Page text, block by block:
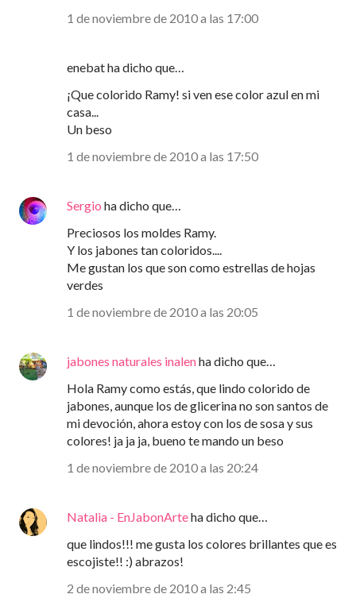
1 de noviembre de 2010 a las 17:00
enebat ha dicho que…
¡Que colorido Ramy! si ven ese color azul en mi
casa...
Un beso
1 de noviembre de 2010 a las 17:50
Sergio ha dicho que…
Preciosos los moldes Ramy.
Y los jabones tan coloridos....
Me gustan los que son como estrellas de hojas
verdes
1 de noviembre de 2010 a las 20:05
jabones naturales inalenha dicho que…
Hola Ramy como estás, que lindo colorido de
jabones, aunque los de glicerina no son santos de
mi devoción, ahora estoy con los de sosa y sus
colores! ja ja ja, bueno te mando un beso
1 de noviembre de 2010 a las 20:24
Natalia - EnJabonArteha dicho que…
que lindos!!! me gusta los colores brillantes que es
escojiste!! :) abrazos!
2 de noviembre de 2010 a las 2:45